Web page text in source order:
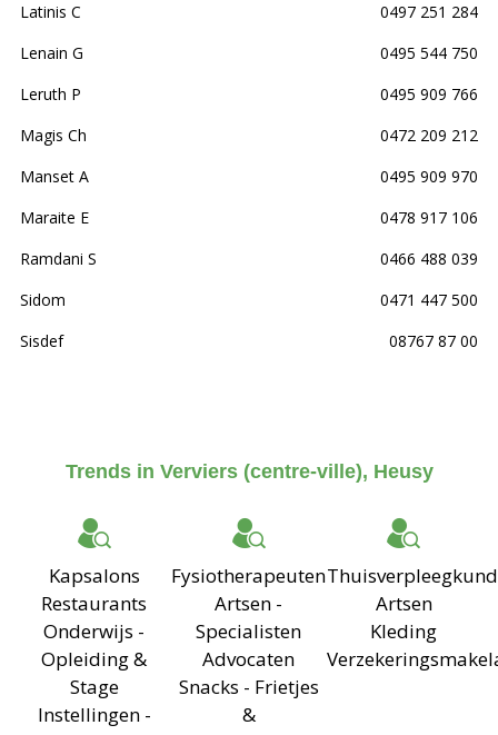
Latinis C
0497 251 284
Lenain G
0495 544 750
Leruth P
0495 909 766
Magis Ch
0472 209 212
Manset A
0495 909 970
Maraite E
0478 917 106
Ramdani S
0466 488 039
Sidom
0471 447 500
Sisdef
08767 87 00
Trends in Verviers (centre-ville), Heusy
Kapsalons
Restaurants
Onderwijs -
Opleiding &
Stage
Instellingen -
Fysiotherapeuten
Artsen -
Specialisten
Advocaten
Snacks - Frietjes
&
Artsen
Kleding